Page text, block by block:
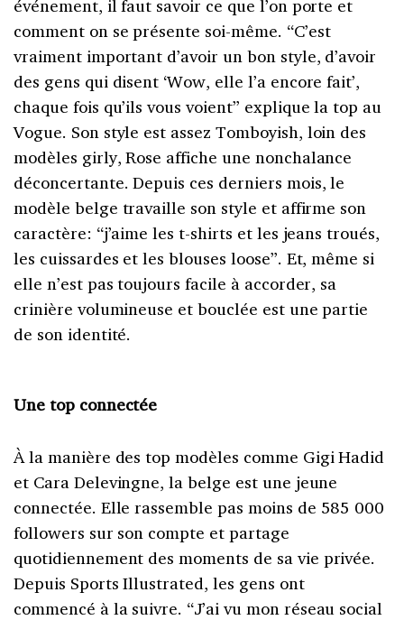
événement, il faut savoir ce que l’on porte et
comment on se présente soi-même. “C’est
vraiment important d’avoir un bon style, d’avoir
des gens qui disent ‘Wow, elle l’a encore fait’,
chaque fois qu’ils vous voient” explique la top au
Vogue. Son style est assez Tomboyish, loin des
modèles girly, Rose affiche une nonchalance
déconcertante. Depuis ces derniers mois, le
modèle belge travaille son style et affirme son
caractère: “j’aime les t-shirts et les jeans troués,
les cuissardes et les blouses loose”. Et, même si
elle n’est pas toujours facile à accorder, sa
crinière volumineuse et bouclée est une partie
de son identité.
Une top connectée
À la manière des top modèles comme Gigi Hadid
et Cara Delevingne, la belge est une jeune
connectée. Elle rassemble pas moins de 585 000
followers sur son compte et partage
quotidiennement des moments de sa vie privée.
Depuis Sports Illustrated, les gens ont
commencé à la suivre. “J’ai vu mon réseau social